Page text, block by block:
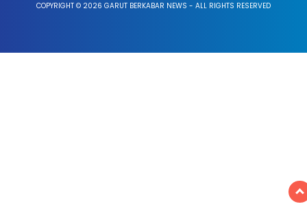
COPYRIGHT © 2026 GARUT BERKABAR NEWS - ALL RIGHTS RESERVED